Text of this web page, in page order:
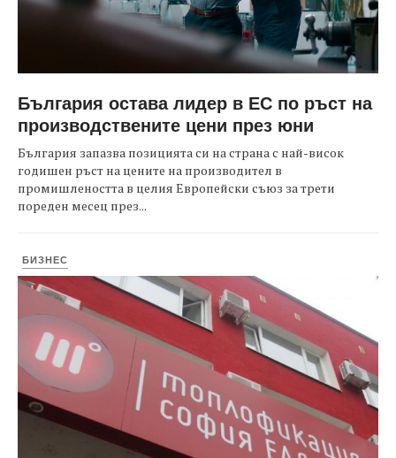
България остава лидер в ЕС по ръст на
производствените цени през юни
България запазва позицията си на страна с най-висок
годишен ръст на цените на производител в
промишлеността в целия Европейски съюз за трети
пореден месец през...
БИЗНЕС